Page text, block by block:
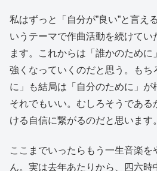
私はずっと「自分が”良い”と言え
いうテーマで作曲活動を続けてい
ます。これからは「誰かのため
強くなっていくのだと思う。もち
に」も結局は「自分のために」が
それでもいい。むしろそうである
ける自信に繋がるのだと思います。
ここまでいったらもう一生音楽
ん。実は去年あたりから、四六時